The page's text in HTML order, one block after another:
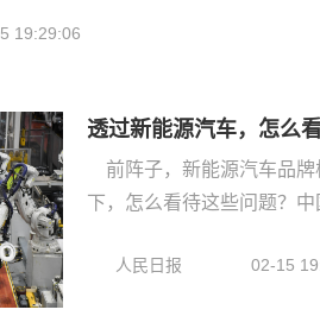
19:29:06
透过新能源汽车，怎么
前阵子，新能源汽车品
下，怎么看待这些问题？中
人民日报 02-15